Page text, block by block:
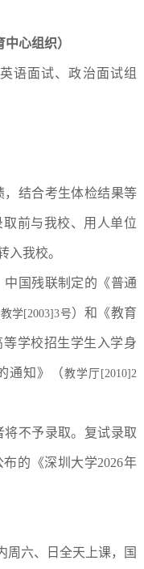
中心组织）
语面试、政治面试组
结合考生体检结果等
前与我校、用人单位
入我校。
国残联制定的《普通
教学[2003]3号）和《教育
学校招生学生入学身
通知》（教学厅[2010]2
不予录取。复试录取
的《深圳大学2026年
周六、日全天上课，国